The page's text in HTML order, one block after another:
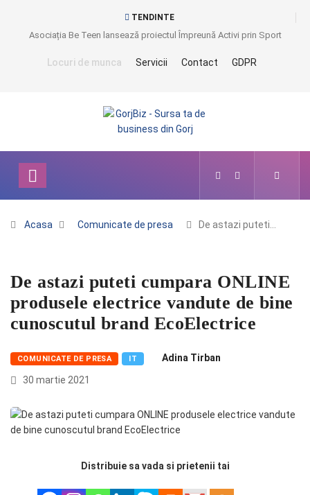
TENDINTE
Asociația Be Teen lansează proiectul Împreună Activi prin Sport
Locuri de munca Servicii Contact GDPR
Acasa Comunicate de presa De astazi puteti…
De astazi puteti cumpara ONLINE
produsele electrice vandute de bine
cunoscutul brand EcoElectrice
COMUNICATE DE PRESA IT
Adina Tirban
30 martie 2021
Distribuie sa vada si prietenii tai